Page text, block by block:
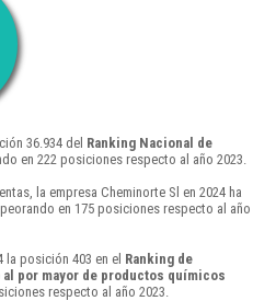
36.934 del Ranking Nacional de
en 222 posiciones respecto al año 2023.
la empresa Cheminorte Sl en 2024 ha
en 175 posiciones respecto al año
la posición 403 en el Ranking de
por mayor de productos químicos
respecto al año 2023.